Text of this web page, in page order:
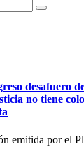
desafuero
no tiene
emitida por el